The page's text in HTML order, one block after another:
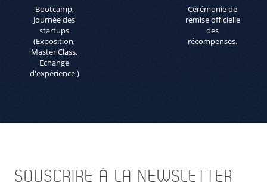
Bootcamp,
Journée des
startups
(Exposition,
Master Class,
Echange
d'expérience )
Cérémonie de
remise officielle
des
récompenses.
SOUSCRIRE À LA NEWSLETTER